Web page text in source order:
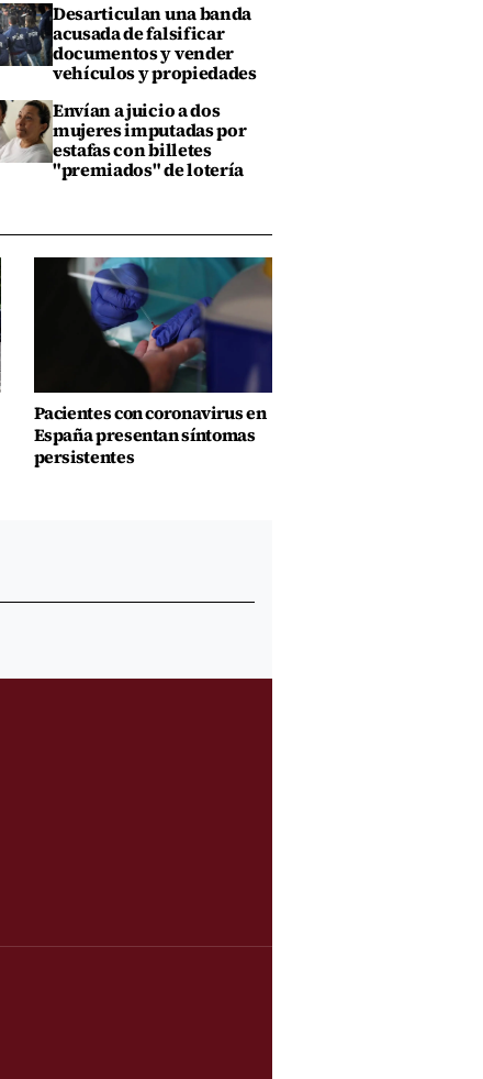
Desarticulan una banda
acusada de falsificar
documentos y vender
vehículos y propiedades
Envían a juicio a dos
mujeres imputadas por
estafas con billetes
"premiados" de lotería
Pacientes con coronavirus en
España presentan síntomas
persistentes